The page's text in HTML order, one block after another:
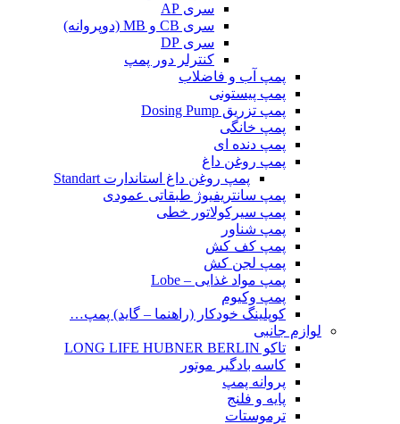
سری AP
سری CB و MB (دوپروانه)
سری DP
کنترلر دور پمپ
پمپ آب و فاضلاب
پمپ پیستونی
پمپ تزریق Dosing Pump
پمپ خانگی
پمپ دنده ای
پمپ روغن داغ
پمپ روغن داغ استاندارت Standart
پمپ سانتریفیوژ طبقاتی عمودی
پمپ سیرکولاتور خطی
پمپ شناور
پمپ کف کش
پمپ لجن کش
پمپ مواد غذایی – Lobe
پمپ وکیوم
کوپلینگ خودکار (راهنما – گاید) پمپ…
لوازم جانبی
تاکو LONG LIFE HUBNER BERLIN
کاسه بادگیر موتور
پروانه پمپ
پایه و فلنج
ترموستات